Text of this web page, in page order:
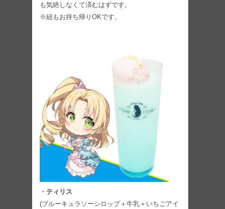
も気絶しなくて済むはずです。
※紐もお持ち帰りOKです。
・ティリス
(ブルーキュラソーシロップ＋牛乳＋いちごアイ